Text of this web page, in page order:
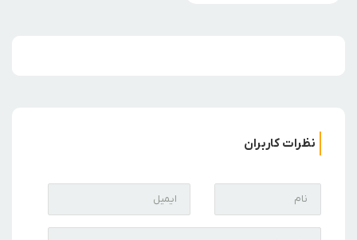
نظرات کاربران